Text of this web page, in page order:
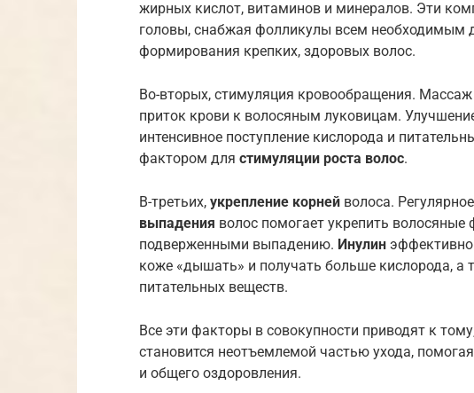
жирных кислот, витаминов и минералов. Эти
головы, снабжая фолликулы всем необходимым
формирования крепких, здоровых волос.
Во-вторых, стимуляция кровообращения. Массаж
приток крови к волосяным луковицам.
интенсивное поступление кислорода и
фактором для стимуляции роста волос.
В-третьих, укрепление корней волоса.
выпадения волос помогает укрепить
подверженными выпадению. Инулин
коже «дышать» и получать больше кислорода, а
питательных веществ.
Все эти факторы в совокупности приводят к
становится неотъемлемой частью ухода,
и общего оздоровления.